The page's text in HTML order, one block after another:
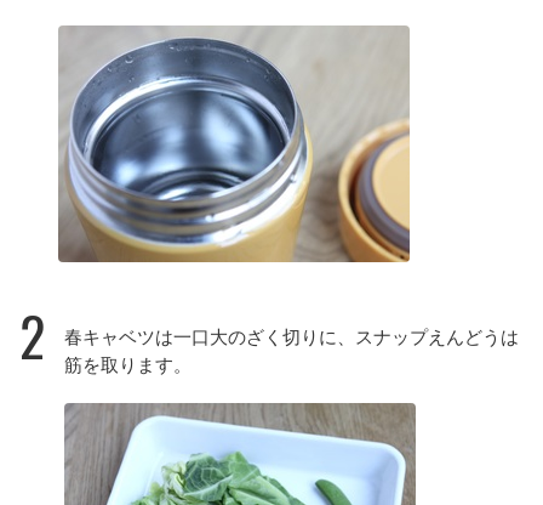
2
春キャベツは一口大のざく切りに、スナップえんどうは
筋を取ります。